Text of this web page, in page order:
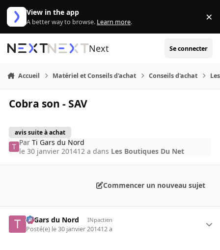
Aller au contenu
View in the app
A better way to browse. Learn more. ×
Next Se connecter
Accueil Matériel et Conseils d'achat Conseils d'achat
Cobra son - SAV
avis suite à achat
ParTi Gars du Nord
le 30 janvier 201412 a dans Les Boutiques Du Net
Commencer un nouveau sujet
Ti Gars du Nord INpactien
Posté(e) le 30 janvier 201412 a